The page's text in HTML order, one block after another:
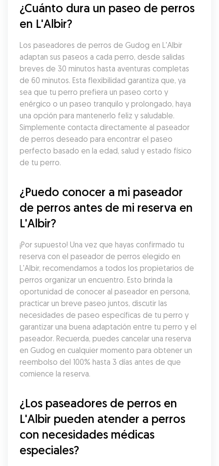
¿Cuánto dura un paseo de perros
en L'Albir?
Los paseadores de perros de Gudog en L'Albir
adaptan sus paseos a cada perro, desde salidas
breves de 30 minutos hasta aventuras completas
de 60 minutos. Esta flexibilidad garantiza que, ya
sea que tu perro prefiera un paseo corto y
enérgico o un paseo tranquilo y prolongado, haya
una opción para mantenerlo feliz y saludable.
Simplemente contacta directamente al paseador
de perros deseado para encontrar el paseo
perfecto basado en la edad, salud y estado físico
de tu perro.
¿Puedo conocer a mi paseador
de perros antes de mi reserva en
L'Albir?
¡Por supuesto! Una vez que hayas confirmado tu
reserva con el paseador de perros elegido en
L'Albir, recomendamos a todos los propietarios de
perros organizar un encuentro. Esto brinda la
oportunidad de conocer al paseador en persona,
practicar un breve paseo juntos, discutir las
necesidades de paseo específicas de tu perro y
garantizar una buena adaptación entre tu perro y el
paseador. Recuerda, puedes cancelar una reserva
en Gudog en cualquier momento para obtener un
reembolso del 100% hasta 3 días antes de que
comience la reserva.
¿Los paseadores de perros en
L'Albir pueden atender a perros
con necesidades médicas
especiales?